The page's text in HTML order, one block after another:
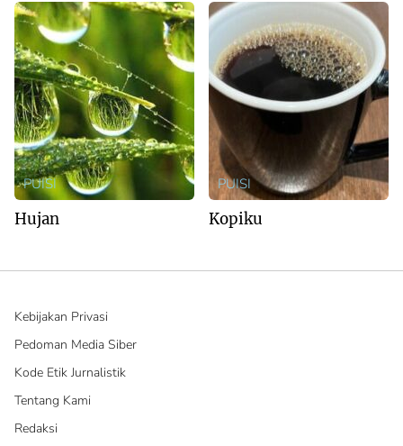
PUISI
Hujan
PUISI
Kopiku
Kebijakan Privasi
Pedoman Media Siber
Kode Etik Jurnalistik
Tentang Kami
Redaksi